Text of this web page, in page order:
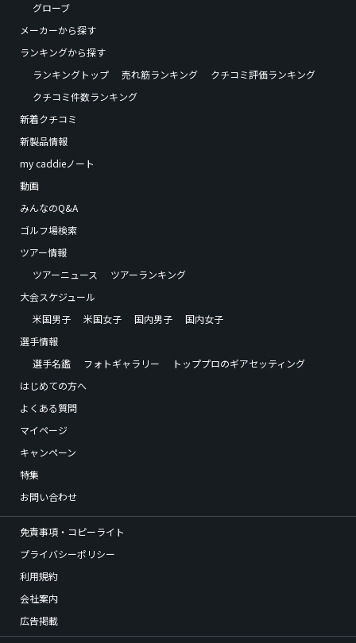
グローブ
メーカーから探す
ランキングから探す
ランキングトップ
売れ筋ランキング
クチコミ評価ランキング
クチコミ件数ランキング
新着クチコミ
新製品情報
my caddieノート
動画
みんなのQ&A
ゴルフ場検索
ツアー情報
ツアーニュース
ツアーランキング
大会スケジュール
米国男子
米国女子 国内男子
国内女子
選手情報
選手名鑑
フォトギャラリー
トッププロのギアセッティング
はじめての方へ
よくある質問
マイページ
キャンペーン
特集
お問い合わせ
免責事項・コピーライト
プライバシーポリシー
利用規約
会社案内
広告掲載